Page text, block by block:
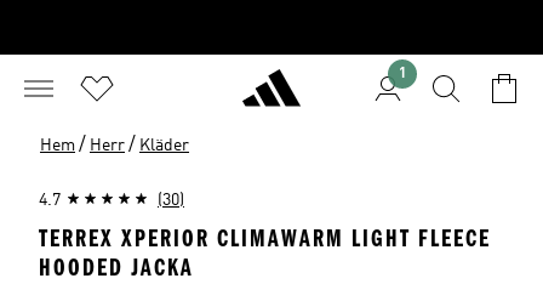
1
Hem / Herr / Kläder
4.7 (30)
TERREX XPERIOR CLIMAWARM LIGHT FLEECE
HOODED JACKA